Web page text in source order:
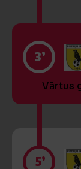
3’
Vārtus
5’